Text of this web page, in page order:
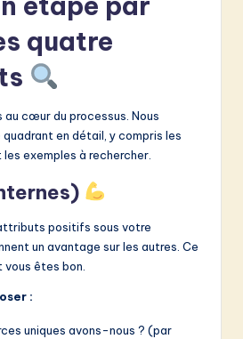
quatre
au cœur du processus. Nous
en détail, y compris les
exemples à rechercher.
positifs sous votre
un avantage sur les autres. Ce
êtes bon.
:
uniques avons-nous ? (par